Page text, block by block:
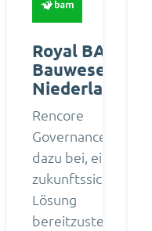
Royal BAM
Bauwesen,
Niederlande
Rencore
Governance trug
dazu bei, eine
zukunftssichere
Lösung
bereitzustellen,